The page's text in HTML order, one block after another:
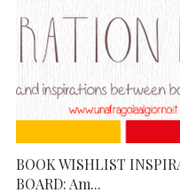
BOOK WISHLIST
BOARD: Am...